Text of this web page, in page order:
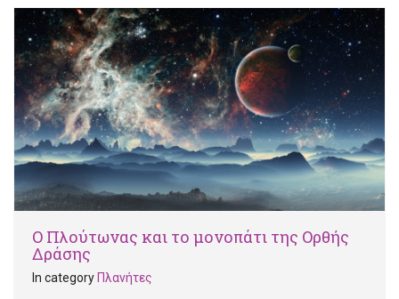
Ο Πλούτωνας και το μονοπάτι της Ορθής
Δράσης
In category Πλανήτες